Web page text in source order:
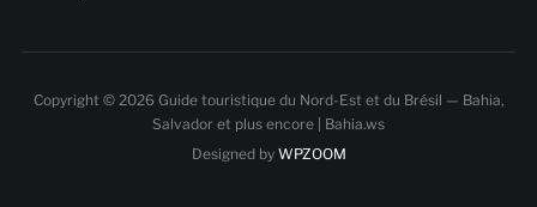
Copyright © 2026 Guide touristique du Nord-Est et du Brésil — Bahia,
Salvador et plus encore | Bahia.ws
Designed by WPZOOM